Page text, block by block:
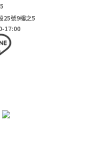
25號9樓之5
17:00